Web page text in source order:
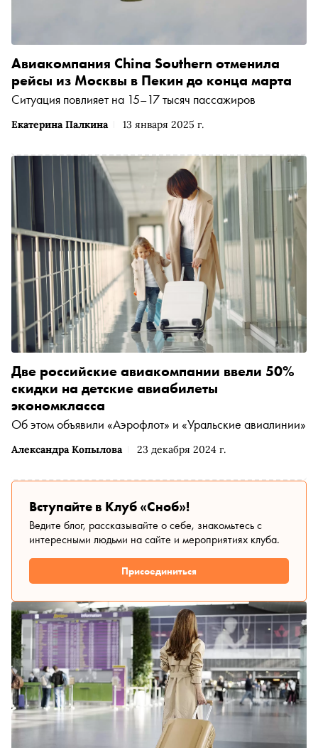
Екатерина Палкина 13 января 2025 г.
Авиакомпания China Southern отменила
рейсы из Москвы в Пекин до конца марта
Ситуация повлияет на 15–17 тысяч пассажиров
Александра Копылова 23 декабря 2024 г.
Две российские авиакомпании ввели 50%
скидки на детские авиабилеты
экономкласса
Об этом объявили «Аэрофлот» и «Уральские авиалинии»
Вступайте в Клуб «Сноб»!
Ведите блог, рассказывайте о себе, знакомьтесь с
интересными людьми на сайте и мероприятиях клуба.
Присоединиться